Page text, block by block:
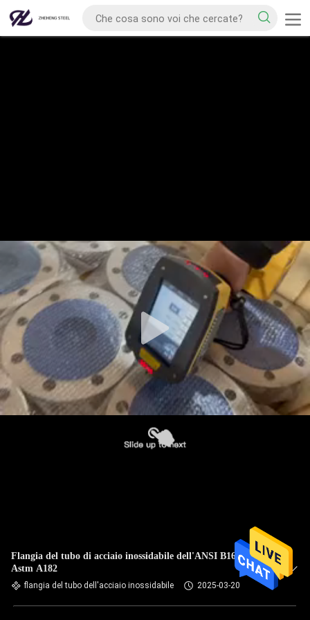
Flangia del tubo di acciaio inossidabile dell'ANSI B16.5 di
Astm A182
flangia del tubo dell'acciaio inossidabile 2025-03-20